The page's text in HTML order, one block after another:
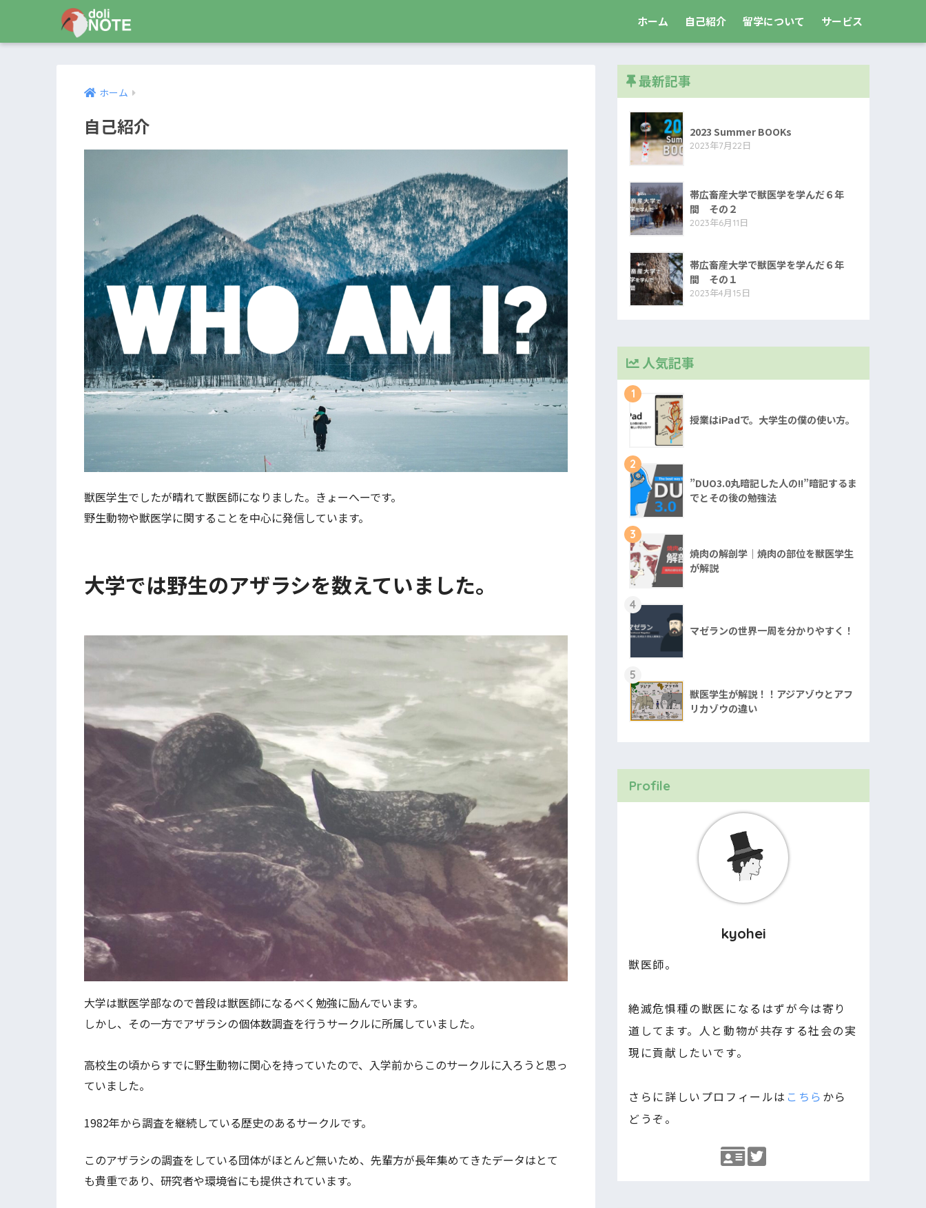
ホーム 自己紹介 留学について サービス
ホーム
自己紹介
獣医学生でしたが晴れて獣医師になりました。きょーへーです。
野生動物や獣医学に関することを中心に発信しています。
大学では野生のアザラシを数えていました。
大学は獣医学部なので普段は獣医師になるべく勉強に励んでいます。
しかし、その一方でアザラシの個体数調査を行うサークルに所属していました。
高校生の頃からすでに野生動物に関心を持っていたので、入学前からこのサークルに入ろうと思っ
ていました。
1982年から調査を継続している歴史のあるサークルです。
このアザラシの調査をしている団体がほとんど無いため、先輩方が長年集めてきたデータはとて
も貴重であり、研究者や環境省にも提供されています。
最新記事
2023 Summer BOOKs
2023年7月22日
帯広畜産大学で獣医学を学んだ６年
間 その２
2023年6月11日
帯広畜産大学で獣医学を学んだ６年
間 その１
2023年4月15日
人気記事
1
授業はiPadで。大学生の僕の使い方。
2
”DUO3.0丸暗記した人の!!”暗記するま
でとその後の勉強法
3
焼肉の解剖学｜焼肉の部位を獣医学生
が解説
4
マゼランの世界一周を分かりやすく！
5
獣医学生が解説！！アジアゾウとアフ
リカゾウの違い
Profile
kyohei
獣医師。
絶滅危惧種の獣医になるはずが今は寄り
道してます。人と動物が共存する社会の実
現に貢献したいです。
さらに詳しいプロフィールは こちら から
どうぞ。